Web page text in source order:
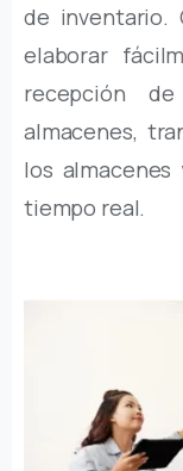
de inventario.
elaborar
recepción
almacenes,
los
tiempo real.